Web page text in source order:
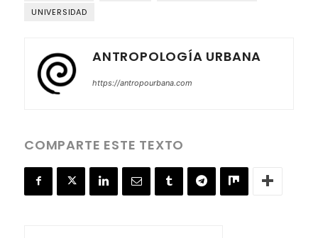
UNIVERSIDAD
ANTROPOLOGÍA URBANA
https://antropourbana.com
COMPARTE ESTE TEXTO